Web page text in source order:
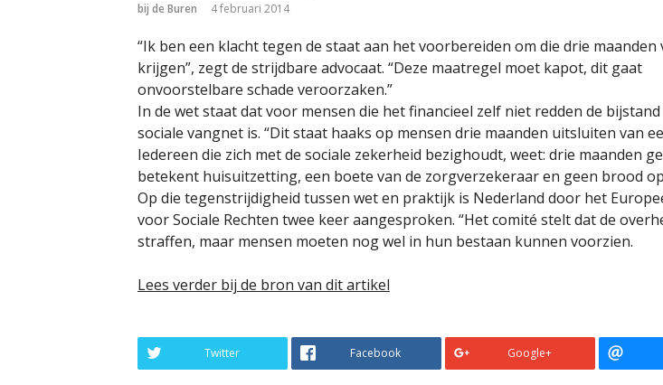
bij de Buren 4 februari 2014
“Ik ben een klacht tegen de staat aan het voorbereiden om die drie maanden
krijgen”, zegt de strijdbare advocaat. “Deze maatregel moet kapot, dit gaat
onvoorstelbare schade veroorzaken.”
In de wet staat dat voor mensen die het financieel zelf niet redden de
sociale vangnet is. “Dit staat haaks op mensen drie maanden uitsluiten van
Iedereen die zich met de sociale zekerheid bezighoudt, weet: drie maanden
betekent huisuitzetting, een boete van de zorgverzekeraar en geen brood
Op die tegenstrijdigheid tussen wet en praktijk is Nederland door het
voor Sociale Rechten twee keer aangesproken. “Het comité stelt dat de
straffen, maar mensen moeten nog wel in hun bestaan kunnen voorzien.
Lees verder bij de bron van dit artikel
Twitter Facebook Google+